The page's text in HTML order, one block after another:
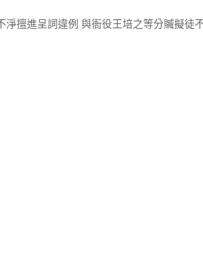
擅進呈詞違例 與衙役王培之等分贓擬徒